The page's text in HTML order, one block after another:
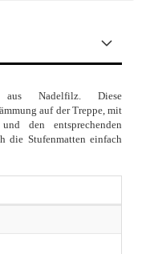
aus Nadelfilz. Diese
auf der Treppe, mit
den entsprechenden
die Stufenmatten einfach